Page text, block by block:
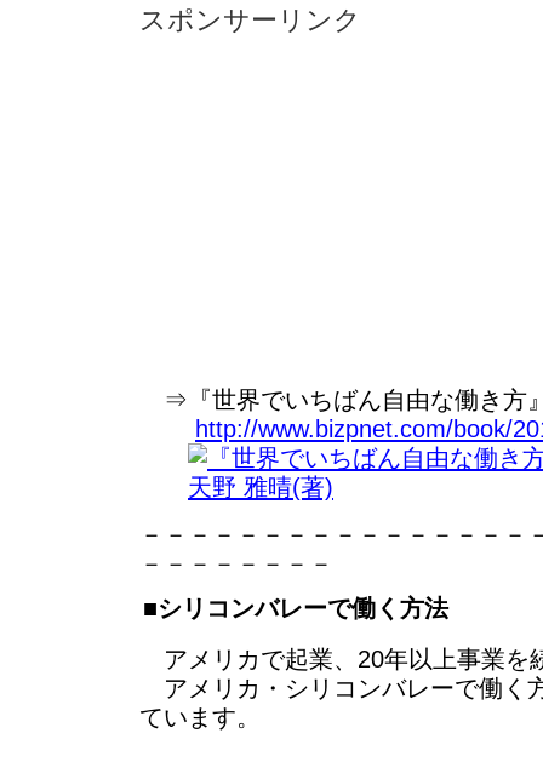
スポンサーリンク
⇒『世界でいちばん自由な働き方
http://www.bizpnet.com/book/
－－－－－－－－－－－－－－－－
－－－－－－－－
■シリコンバレーで働く方法
アメリカで起業、20年以上事業を
アメリカ・シリコンバレーで働く
ています。